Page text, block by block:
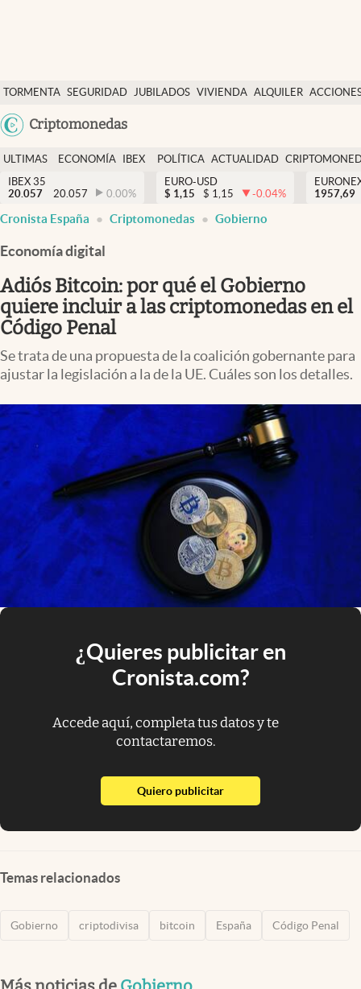
TORMENTA SEGURIDAD JUBILADOS VIVIENDA ALQUILER
USA
Criptomonedas
Economía y finanzas
Política
Actualidad
Criptomonedas
España
ULTIMAS
NOTICIAS
ECONOMÍA
FINANZAS
IBEX
EURO
POLÍTICA ACTUALIDAD
IBEX 35
20.057
20.057 0.00%
EURO-USD
$ 1,15 $ 1,15 -0.04%
1957,69
Cronista España Criptomonedas Gobierno
Economía digital
Adiós Bitcoin: por qué el Gobierno
quiere incluir a las criptomonedas en el
Código Penal
Se trata de una propuesta de la coalición gobernante para
ajustar la legislación a la de la UE. Cuáles son los detalles.
¿Quieres publicitar en
Cronista.com?
Accede aquí, completa tus datos y te
contactaremos.
Quiero publicitarabre en nueva pestaña
Temas relacionados
Gobierno criptodivisa bitcoin España Código Penal